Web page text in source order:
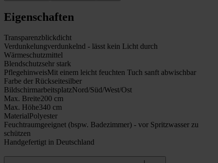
Eigenschaften
Transparenzblickdicht
Verdunkelungverdunkelnd - lässt kein Licht durch
Wärmeschutzmittel
Blendschutzsehr stark
PflegehinweisMit einem leicht feuchten Tuch sanft abwischbar
Farbe der Rückseitesilber
BildschirmarbeitsplatzNord/Süd/West/Ost
Max. Breite200 cm
Max. Höhe340 cm
MaterialPolyester
Feuchtraumgeeignet (bspw. Badezimmer) - vor Spritzwasser zu
schützen
Handgefertigt in Deutschland